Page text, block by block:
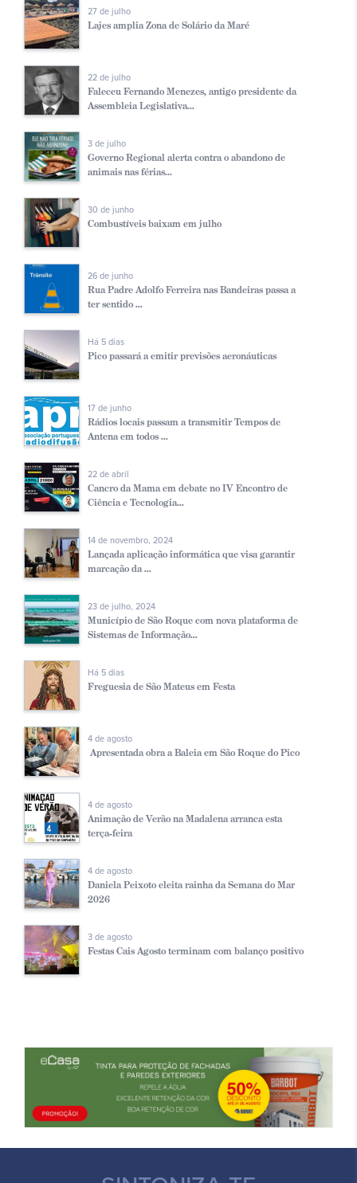
27 de julho
Lajes amplia Zona de Solário da Maré
22 de julho
Faleceu Fernando Menezes, antigo presidente da
Assembleia Legislativa...
3 de julho
Governo Regional alerta contra o abandono de
animais nas férias...
30 de junho
Combustíveis baixam em julho
26 de junho
Rua Padre Adolfo Ferreira nas Bandeiras passa a
ter sentido ...
Há 5 dias
Pico passará a emitir previsões aeronáuticas
17 de junho
Rádios locais passam a transmitir Tempos de
Antena em todos ...
22 de abril
Cancro da Mama em debate no IV Encontro de
Ciência e Tecnologia...
14 de novembro, 2024
Lançada aplicação informática que visa garantir
marcação da ...
23 de julho, 2024
Município de São Roque com nova plataforma de
Sistemas de Informação...
Há 5 dias
Freguesia de São Mateus em Festa
4 de agosto
Apresentada obra a Baleia em São Roque do Pico
4 de agosto
Animação de Verão na Madalena arranca esta
terça-feira
4 de agosto
Daniela Peixoto eleita rainha da Semana do Mar
2026
3 de agosto
Festas Cais Agosto terminam com balanço positivo